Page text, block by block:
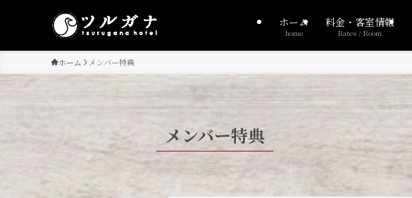
ホーム
home
料金・客室情報
Rates / Room
ホーム メンバー特典
メンバー特典